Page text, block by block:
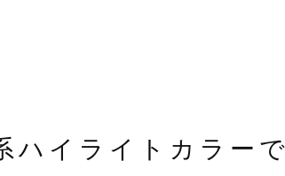
美容院・半個室オーガ
ハイライトカラー